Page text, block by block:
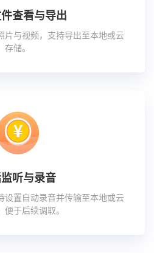
查看与导出
片与视频，支持导出至本地或云
存储。
听与录音
设置自动录音并传输至本地或云
便于后续调取。